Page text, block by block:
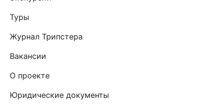
Туры
Журнал Трипстера
Вакансии
О проекте
Юридические документы